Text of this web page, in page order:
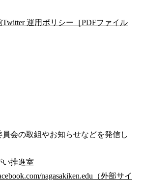
運用ポリシー［PDFファイル
会の取組やお知らせなどを発信し
い推進室
nagasakiken.edu（外部サイ